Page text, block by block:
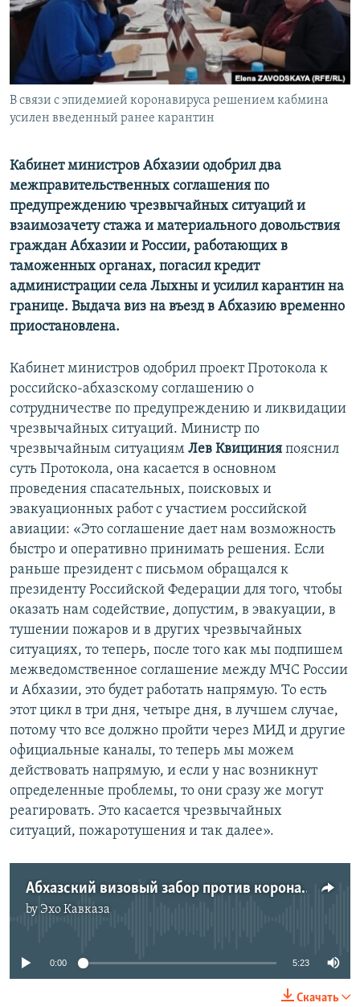
СПОРТ
МИР
БЛОГИ
ГОЛОСА
ЧИТАЕМ ПРЕССУ
АРХИВ РАДИОПРОГРАММЫ
Все сайты РСЕ/РС
В связи с эпидемией коронавируса решением кабмина
усилен введенный ранее карантин
Кабинет министров Абхазии одобрил два
межправительственных соглашения по
предупреждению чрезвычайных ситуаций и
взаимозачету стажа и материального довольствия
граждан Абхазии и России, работающих в
таможенных органах, погасил кредит
администрации села Лыхны и усилил карантин на
границе. Выдача виз на въезд в Абхазию временно
приостановлена.
Кабинет министров одобрил проект Протокола к
российско-абхазскому соглашению о
сотрудничестве по предупреждению и ликвидации
чрезвычайных ситуаций. Министр по
чрезвычайным ситуациям Лев Квициния пояснил
суть Протокола, она касается в основном
проведения спасательных, поисковых и
эвакуационных работ с участием российской
авиации: «Это соглашение дает нам возможность
быстро и оперативно принимать решения. Если
раньше президент с письмом обращался к
президенту Российской Федерации для того, чтобы
оказать нам содействие, допустим, в эвакуации, в
тушении пожаров и в других чрезвычайных
ситуациях, то теперь, после того как мы подпишем
межведомственное соглашение между МЧС России
и Абхазии, это будет работать напрямую. То есть
этот цикл в три дня, четыре дня, в лучшем случае,
потому что все должно пройти через МИД и другие
официальные каналы, то теперь мы можем
действовать напрямую, и если у нас возникнут
определенные проблемы, то они сразу же могут
реагировать. Это касается чрезвычайных
ситуаций, пожаротушения и так далее».
Абхазский визовый забор против коронавируса
by Эхо Кавказа
0:00 5:23
Скачать